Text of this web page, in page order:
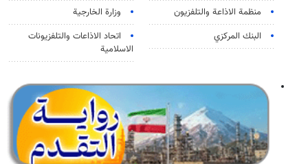
منظمة الاذاعة والتلفزیون
وزارة الخارجية
البنك المركزي
اتحاد الاذاعات والتلفزيونات
الاسلامية